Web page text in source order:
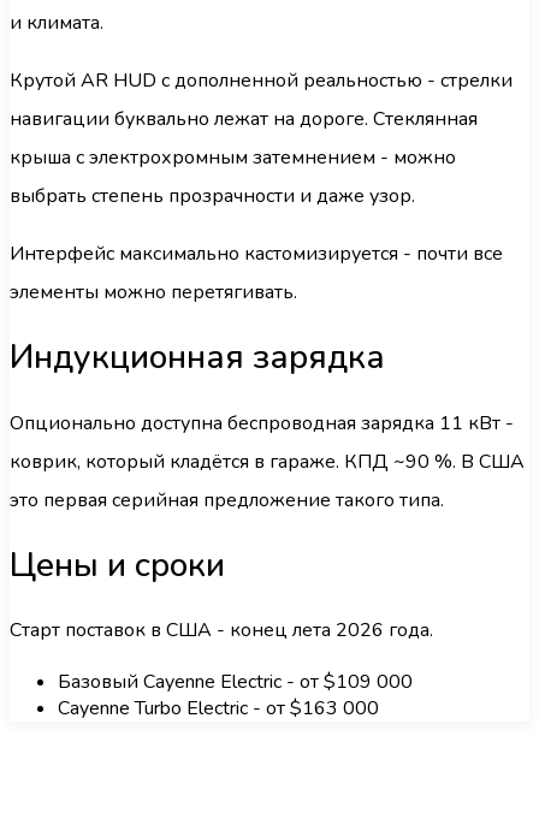
и климата.
Крутой AR HUD с дополненной реальностью - стрелки
навигации буквально лежат на дороге. Стеклянная
крыша с электрохромным затемнением - можно
выбрать степень прозрачности и даже узор.
Интерфейс максимально кастомизируется - почти все
элементы можно перетягивать.
Индукционная зарядка
Опционально доступна беспроводная зарядка 11 кВт -
коврик, который кладётся в гараже. КПД ~90 %. В США
это первая серийная предложение такого типа.
Цены и сроки
Старт поставок в США - конец лета 2026 года.
Базовый Cayenne Electric - от $109 000
Cayenne Turbo Electric - от $163 000